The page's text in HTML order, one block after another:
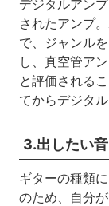
デジタルアン
されたアンプ
で、ジャンル
し、真空管ア
と評価される
てからデジタ
3.出したい
ギターの種類
のため、自分